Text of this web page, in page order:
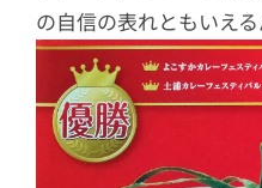
の自信の表れともいえる